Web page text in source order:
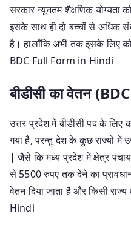
सरकार न्यूनतम शैक्षणिक योग्यता
इसके साथ ही दो बच्चों से अधिक
है। हालाँकि अभी तक इसके लिए
BDC Full Form in Hindi
बीडीसी का वेतन
उत्तर प्रदेश में बीडीसी पद के लिए
गया है, परन्तु देश के कुछ राज्यों में
| जैसे कि मध्य प्रदेश में क्षेत्र
से 5500 रुपए तक देने का
वेतन दिया जाता है और किसी
Hindi